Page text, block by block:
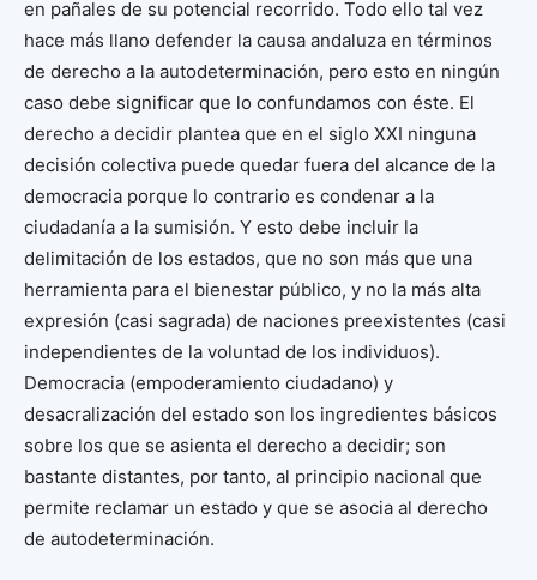
en pañales de su potencial recorrido. Todo ello tal vez
hace más llano defender la causa andaluza en términos
de derecho a la autodeterminación, pero esto en ningún
caso debe significar que lo confundamos con éste. El
derecho a decidir plantea que en el siglo XXI ninguna
decisión colectiva puede quedar fuera del alcance de la
democracia porque lo contrario es condenar a la
ciudadanía a la sumisión. Y esto debe incluir la
delimitación de los estados, que no son más que una
herramienta para el bienestar público, y no la más alta
expresión (casi sagrada) de naciones preexistentes (casi
independientes de la voluntad de los individuos).
Democracia (empoderamiento ciudadano) y
desacralización del estado son los ingredientes básicos
sobre los que se asienta el derecho a decidir; son
bastante distantes, por tanto, al principio nacional que
permite reclamar un estado y que se asocia al derecho
de autodeterminación.